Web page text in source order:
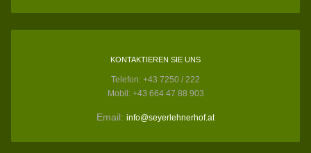
KONTAKTIEREN SIE UNS
Telefon: +43 7250 / 222
Mobil: +43 664 47 88 903
Email: info@seyerlehnerhof.at